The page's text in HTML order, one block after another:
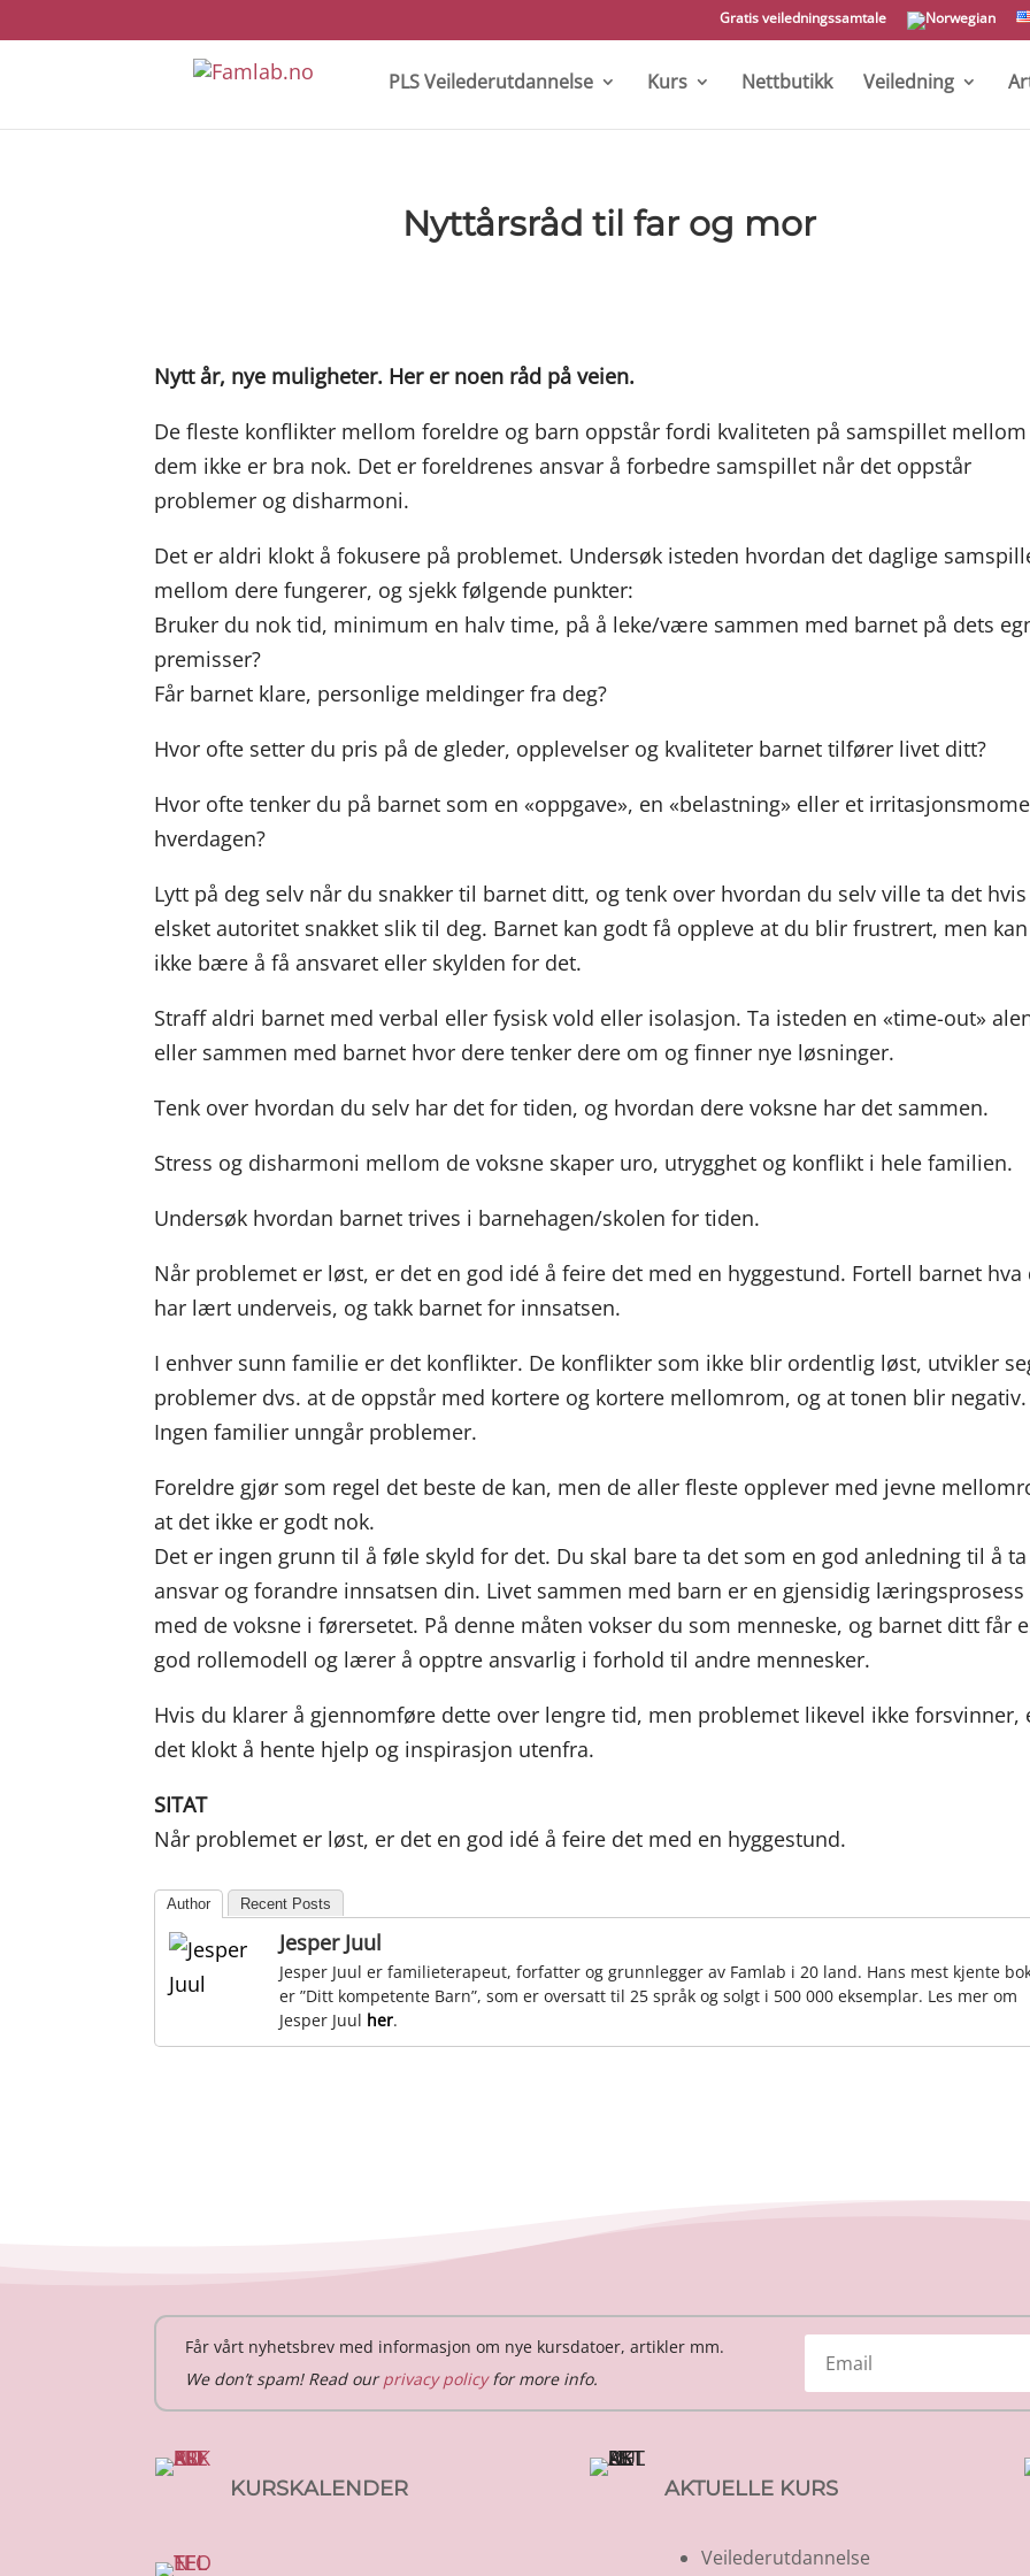
Gratis veiledningssamtale
PLS Veilederutdannelse Kurs Nettbutikk Veiledning
Nyttårsråd til far og mor
Nytt år, nye muligheter. Her er noen råd på veien.
De fleste konflikter mellom foreldre og barn oppstår fordi kvaliteten på samspillet mellom
dem ikke er bra nok. Det er foreldrenes ansvar å forbedre samspillet når det oppstår
problemer og disharmoni.
Det er aldri klokt å fokusere på problemet. Undersøk isteden hvordan det daglige
mellom dere fungerer, og sjekk følgende punkter:
Bruker du nok tid, minimum en halv time, på å leke/være sammen med barnet på dets
premisser?
Får barnet klare, personlige meldinger fra deg?
Hvor ofte setter du pris på de gleder, opplevelser og kvaliteter barnet tilfører livet ditt?
Hvor ofte tenker du på barnet som en «oppgave», en «belastning» eller et
hverdagen?
Lytt på deg selv når du snakker til barnet ditt, og tenk over hvordan du selv ville ta det
elsket autoritet snakket slik til deg. Barnet kan godt få oppleve at du blir frustrert, men kan
ikke bære å få ansvaret eller skylden for det.
Straff aldri barnet med verbal eller fysisk vold eller isolasjon. Ta isteden en «time-out»
eller sammen med barnet hvor dere tenker dere om og finner nye løsninger.
Tenk over hvordan du selv har det for tiden, og hvordan dere voksne har det sammen.
Stress og disharmoni mellom de voksne skaper uro, utrygghet og konflikt i hele familien.
Undersøk hvordan barnet trives i barnehagen/skolen for tiden.
Når problemet er løst, er det en god idé å feire det med en hyggestund. Fortell barnet hva
har lært underveis, og takk barnet for innsatsen.
I enhver sunn familie er det konflikter. De konflikter som ikke blir ordentlig løst, utvikler
problemer dvs. at de oppstår med kortere og kortere mellomrom, og at tonen blir negativ.
Ingen familier unngår problemer.
Foreldre gjør som regel det beste de kan, men de aller fleste opplever med jevne
at det ikke er godt nok.
Det er ingen grunn til å føle skyld for det. Du skal bare ta det som en god anledning til å ta
ansvar og forandre innsatsen din. Livet sammen med barn er en gjensidig læringsprosess
med de voksne i førersetet. På denne måten vokser du som menneske, og barnet ditt får
god rollemodell og lærer å opptre ansvarlig i forhold til andre mennesker.
Hvis du klarer å gjennomføre dette over lengre tid, men problemet likevel ikke forsvinner,
det klokt å hente hjelp og inspirasjon utenfra.
SITAT
Når problemet er løst, er det en god idé å feire det med en hyggestund.
Author Recent Posts
Jesper Juul
Jesper Juul er familieterapeut, forfatter og grunnlegger av Famlab i 20 land. Hans mest kjente
er ”Ditt kompetente Barn”, som er oversatt til 25 språk og solgt i 500 000 eksemplar. Les mer om
Jesper Juul her.
Får vårt nyhetsbrev med informasjon om nye kursdatoer, artikler mm.
We don’t spam! Read ourprivacy policyfor more info.
KURSKALENDER AKTUELLE KURS
Veilederutdannelse